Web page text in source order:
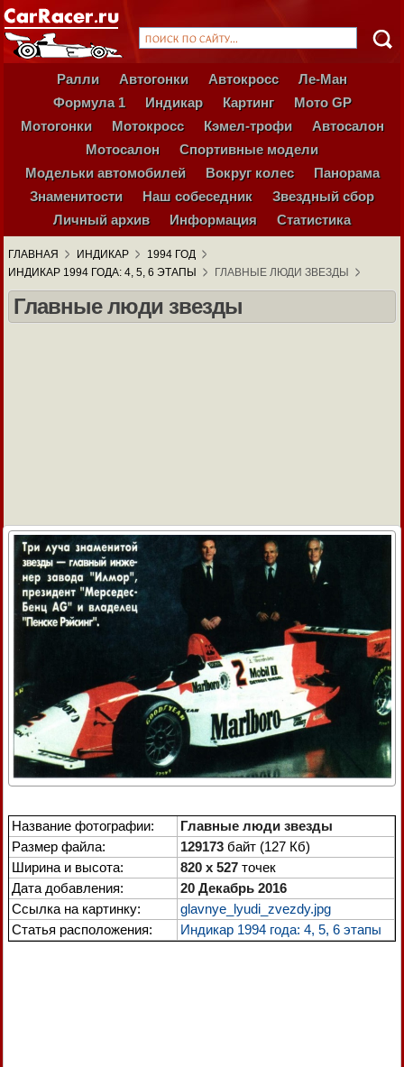
Ралли Автогонки Автокросс
Ле-Ман
Формула 1
Индикар Картинг
Мото GP
Мотогонки
Мотокросс Кэмел-трофи
Автосалон
Мотосалон
Спортивные модели
Модельки автомобилей
Вокруг колес
Панорама
Знаменитости
Наш собеседник
Звездный сбор
Личный архив
Информация Статистика
ГЛАВНАЯ ИНДИКАР
1994 ГОД
ИНДИКАР 1994 ГОДА: 4, 5, 6 ЭТАПЫ
ГЛАВНЫЕ ЛЮДИ ЗВЕЗДЫ
Главные люди звезды
Название фотографии:
Главные люди звезды
Размер файла:
129173 байт (127 Кб)
Ширина и высота:
820 x 527 точек
Дата добавления:
20 Декабрь 2016
Ссылка на картинку:
glavnye_lyudi_zvezdy.jpg
Статья расположения:
Индикар 1994 года: 4, 5, 6 этапы